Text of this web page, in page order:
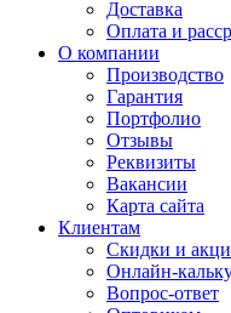
Доставка
Оплата и
О компании
Производство
Гарантия
Портфолио
Отзывы
Реквизиты
Вакансии
Карта сайта
Клиентам
Скидки и
Онлайн-
Вопрос-ответ